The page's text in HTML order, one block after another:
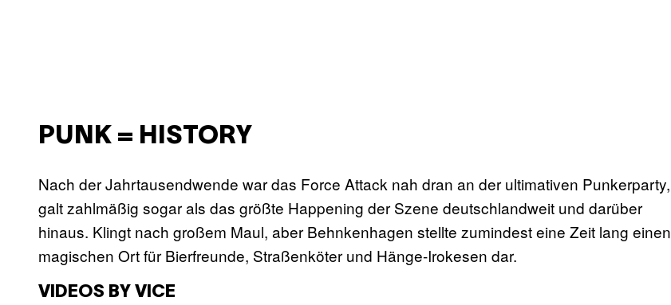
PUNK = HISTORY
Nach der Jahrtausendwende war das Force Attack nah dran an der ultimativen Punkerparty,
galt zahlmäßig sogar als das größte Happening der Szene deutschlandweit und darüber
hinaus. Klingt nach großem Maul, aber Behnkenhagen stellte zumindest eine Zeit lang einen
magischen Ort für Bierfreunde, Straßenköter und Hänge-Irokesen dar.
VIDEOS BY VICE